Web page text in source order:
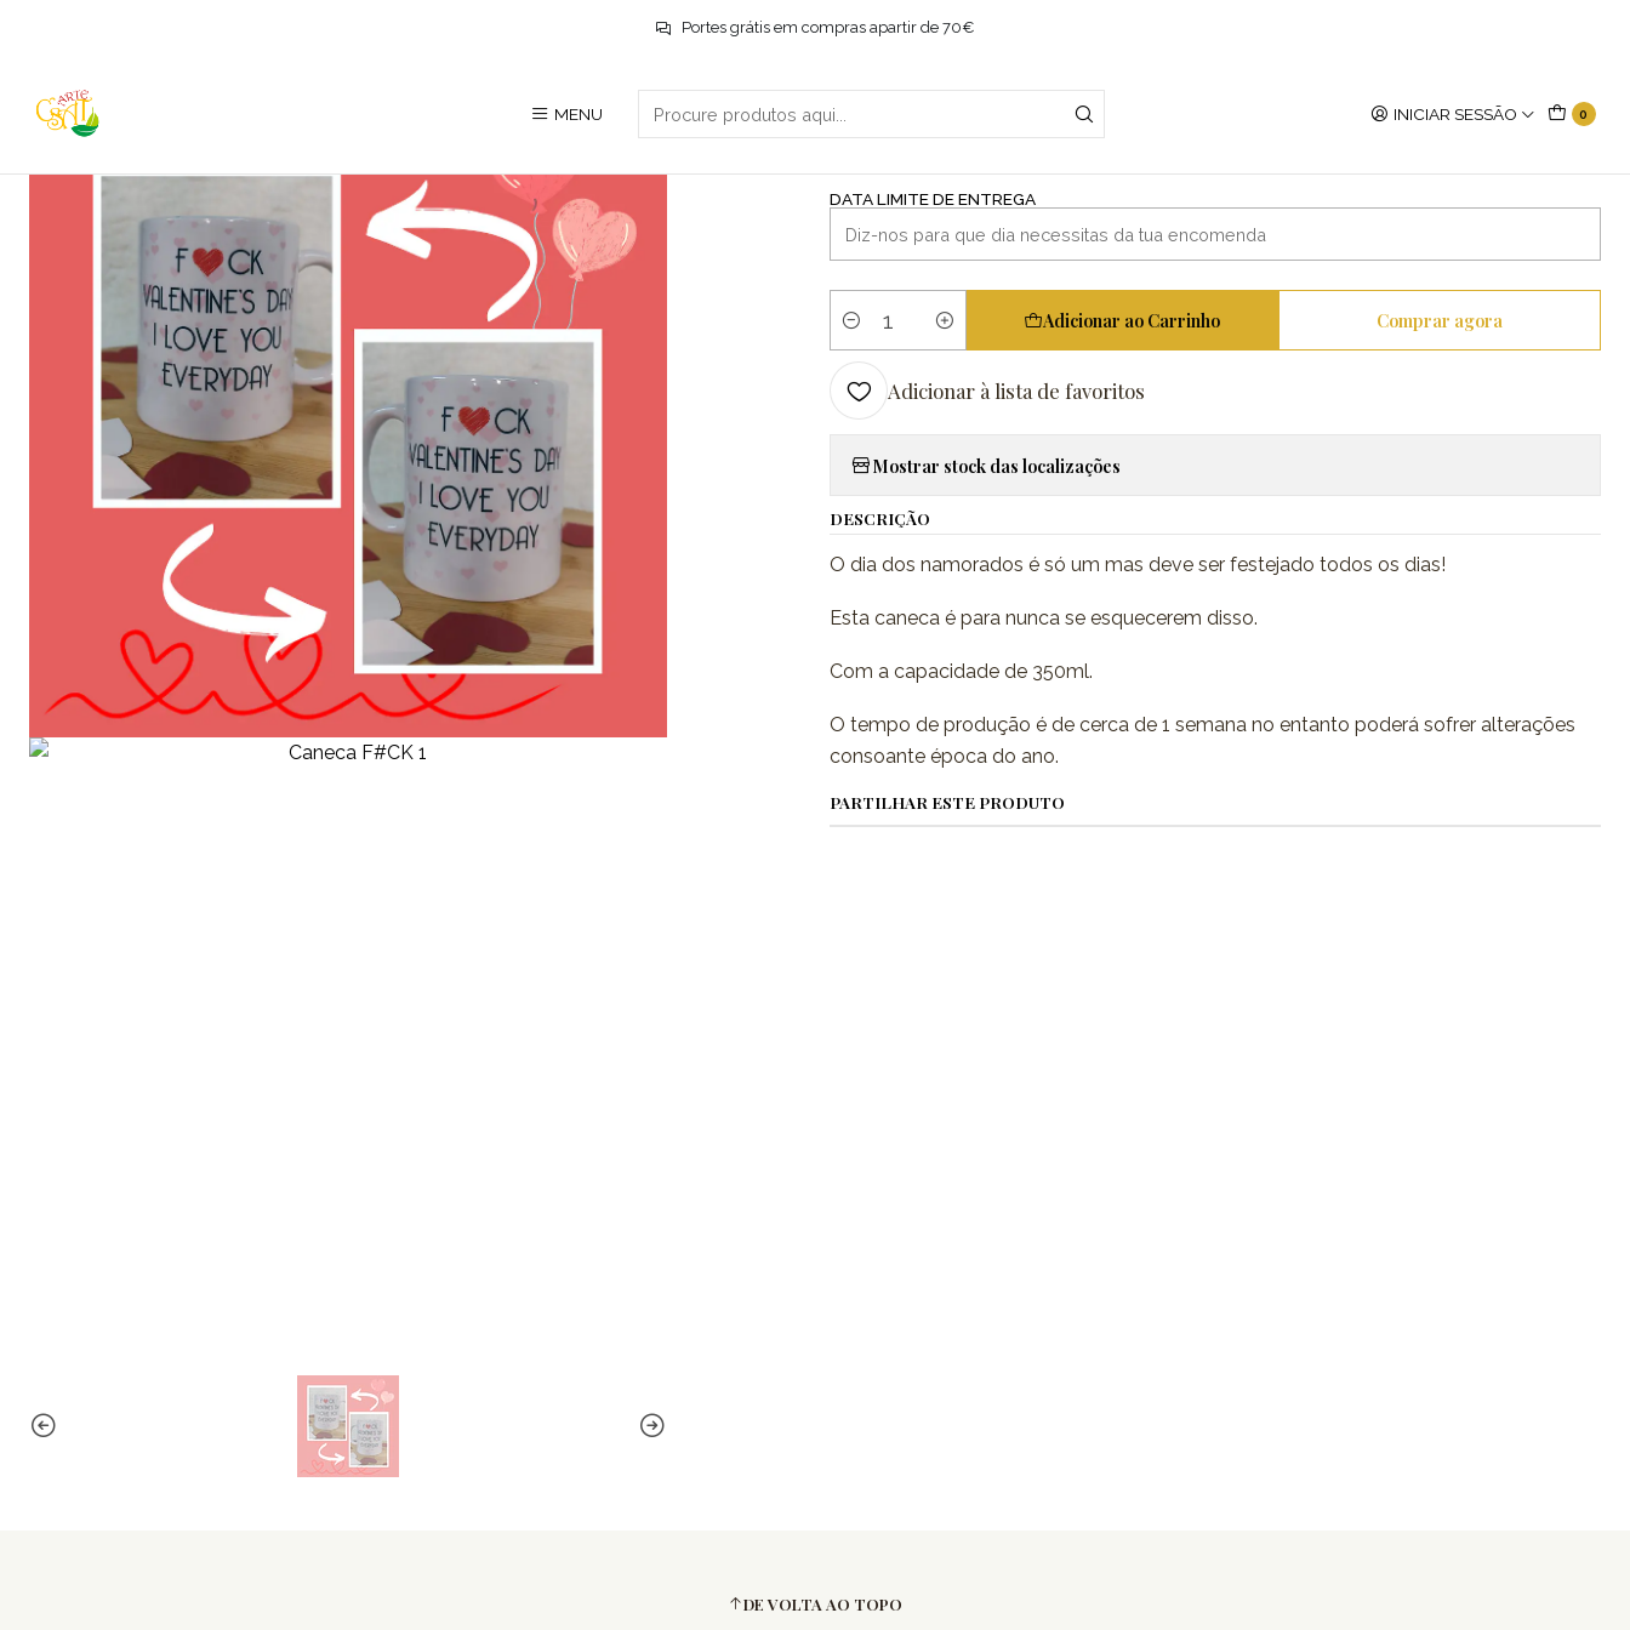
MENU INICIAR SESSÃO 0
Portes grátis em compras apartir de 70€
Início Dia dos namorados Caneca F#CK
Caneca F#CK
DATA LIMITE DE ENTREGA
Quantidade
Adicionar ao Carrinho Comprar agora
Adicionar à lista de favoritos
Mostrar stock das localizações
DESCRIÇÃO
O dia dos namorados é só um mas deve ser festejado todos os dias!
Esta caneca é para nunca se esquecerem disso.
Com a capacidade de 350ml.
O tempo de produção é de cerca de 1 semana no entanto poderá sofrer alterações
consoante época do ano.
PARTILHAR ESTE PRODUTO
DE VOLTA AO TOPO